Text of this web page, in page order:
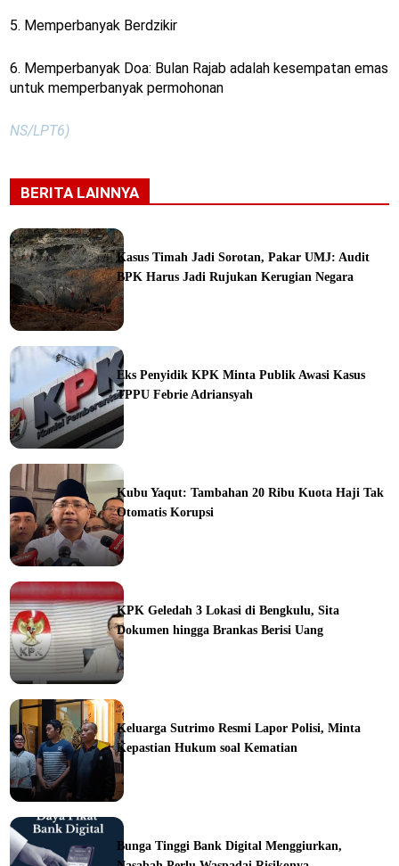
5. Memperbanyak Berdzikir
6. Memperbanyak Doa: Bulan Rajab adalah kesempatan emas
untuk memperbanyak permohonan
NS/LPT6)
BERITA LAINNYA
Kasus Timah Jadi Sorotan, Pakar UMJ: Audit
BPK Harus Jadi Rujukan Kerugian Negara
Eks Penyidik KPK Minta Publik Awasi Kasus
TPPU Febrie Adriansyah
Kubu Yaqut: Tambahan 20 Ribu Kuota Haji Tak
Otomatis Korupsi
KPK Geledah 3 Lokasi di Bengkulu, Sita
Dokumen hingga Brankas Berisi Uang
Keluarga Sutrimo Resmi Lapor Polisi, Minta
Kepastian Hukum soal Kematian
Bunga Tinggi Bank Digital Menggiurkan,